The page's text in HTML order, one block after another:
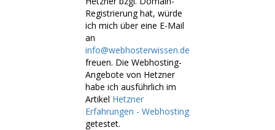
Registrierung hat, würde
ich mich über eine E-Mail
an
info@webhosterwissen.de
freuen. Die Webhosting-
Angebote von Hetzner
habe ich ausführlich im
Artikel Hetzner
Erfahrungen - Webhosting
getestet.